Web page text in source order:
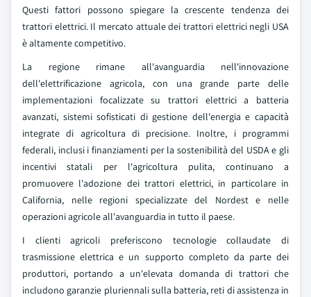
Questi fattori possono spiegare la crescente tendenza dei
trattori elettrici. Il mercato attuale dei trattori elettrici negli USA
è altamente competitivo.
La regione rimane all'avanguardia nell'innovazione
dell'elettrificazione agricola, con una grande parte delle
implementazioni focalizzate su trattori elettrici a batteria
avanzati, sistemi sofisticati di gestione dell'energia e capacità
integrate di agricoltura di precisione. Inoltre, i programmi
federali, inclusi i finanziamenti per la sostenibilità del USDA e gli
incentivi statali per l'agricoltura pulita, continuano a
promuovere l'adozione dei trattori elettrici, in particolare in
California, nelle regioni specializzate del Nordest e nelle
operazioni agricole all'avanguardia in tutto il paese.
I clienti agricoli preferiscono tecnologie collaudate di
trasmissione elettrica e un supporto completo da parte dei
produttori, portando a un'elevata domanda di trattori che
includono garanzie pluriennali sulla batteria, reti di assistenza in